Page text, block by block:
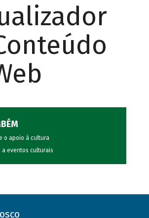
o apoio à cultura
a eventos culturais